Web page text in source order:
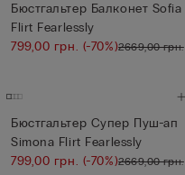
Бюстгальтер Балконет Sofia
Flirt Fearlessly
799,00 грн. (-70%)2669,00 грн.
Бюстгальтер Супер Пуш-ап
Simona Flirt Fearlessly
799,00 грн. (-70%)2669,00 грн.